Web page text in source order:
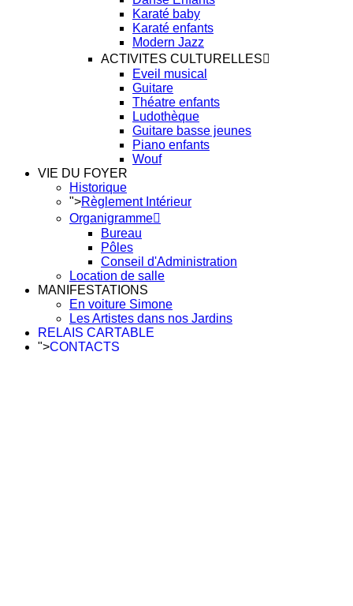
Karaté baby
Karaté enfants
Modern Jazz
ACTIVITES CULTURELLES
Eveil musical
Guitare
Théatre enfants
Ludothèque
Guitare basse jeunes
Piano enfants
Wouf
VIE DU FOYER
Historique
">Règlement Intérieur
Organigramme
Bureau
Pôles
Conseil d'Administration
Location de salle
MANIFESTATIONS
En voiture Simone
Les Artistes dans nos Jardins
RELAIS CARTABLE
">CONTACTS